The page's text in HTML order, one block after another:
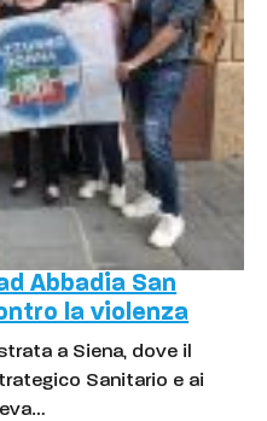
Abbadia San
la violenza
a Siena, dove il
Sanitario e ai